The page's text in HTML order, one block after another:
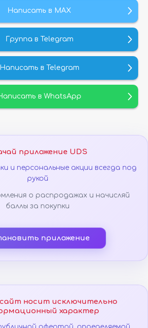
Написать в MAX
Группа в Telegram
Написать в Telegram
в WhatsApp
приложение UDS
и персональные акции всегда под
рукой
о распродажах и начисляй
баллы за покупки
приложение
носит исключительно
характер